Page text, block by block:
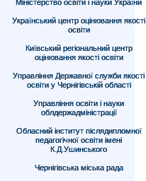
Міністерство освіти і науки України
Український центр оцінювання якості
освіти
Київський регіональний центр
оцінювання якості освіти
Управління Державної служби якості
освіти у Чернігівській області
Управління освіти і науки
облдержадміністрації
Обласний інститут післядипломної
педагогічної освіти імені
К.Д.Ушинського
Чернігівська міська рада